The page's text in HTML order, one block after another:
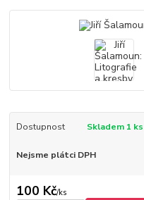
Dostupnost Skladem 1 ks
Nejsme plátci DPH
100 Kč/ks